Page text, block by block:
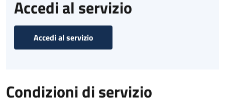
Accedi al servizio
Accedi al servizio
Condizioni di servizio